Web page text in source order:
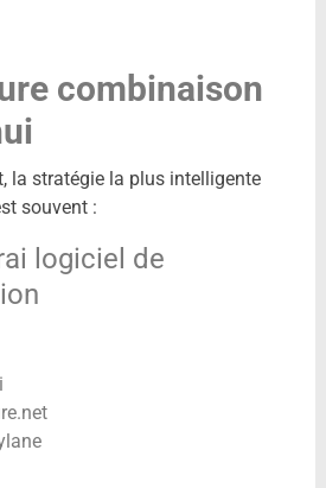
combinaison
la stratégie la plus intelligente
souvent :
logiciel de